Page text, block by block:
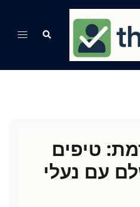
Search
Toggle
טיפים
עם נעלי